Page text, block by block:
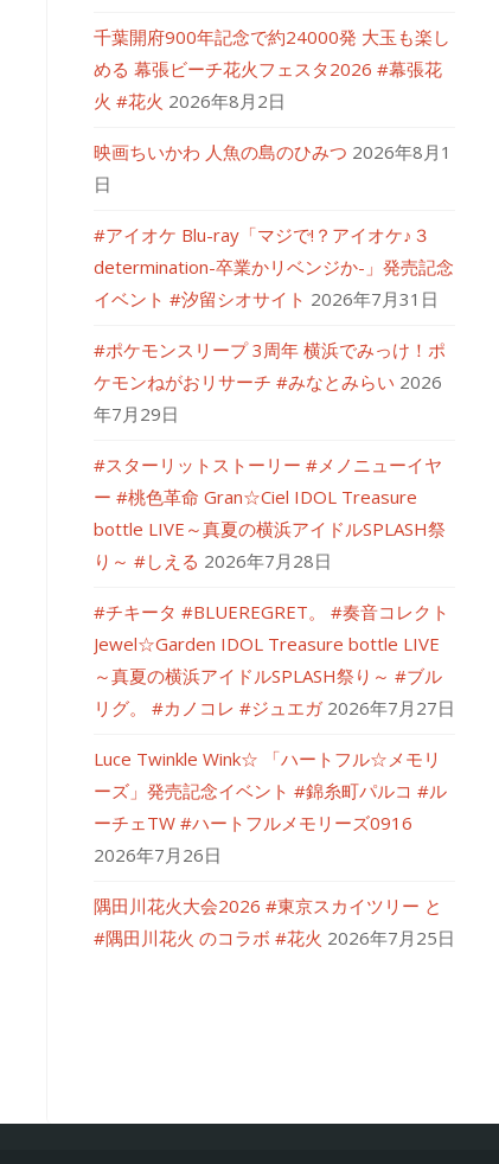
千葉開府900年記念で約24000発 大玉も楽し
める 幕張ビーチ花火フェスタ2026 #幕張花
火 #花火 2026年8月2日
映画ちいかわ 人魚の島のひみつ 2026年8月1
日
#アイオケ Blu-ray「マジで!？アイオケ♪３
determination-卒業かリベンジか-」発売記念
イベント #汐留シオサイト 2026年7月31日
#ポケモンスリープ 3周年 横浜でみっけ！ポ
ケモンねがおリサーチ #みなとみらい 2026
年7月29日
#スターリットストーリー #メノニューイヤ
ー #桃色革命 Gran☆Ciel IDOL Treasure
bottle LIVE～真夏の横浜アイドルSPLASH祭
り～ #しえる 2026年7月28日
#チキータ #BLUEREGRET。 #奏音コレクト
Jewel☆Garden IDOL Treasure bottle LIVE
～真夏の横浜アイドルSPLASH祭り～ #ブル
リグ。 #カノコレ #ジュエガ 2026年7月27日
Luce Twinkle Wink☆ 「ハートフル☆メモリ
ーズ」発売記念イベント #錦糸町パルコ #ル
ーチェTW #ハートフルメモリーズ0916
2026年7月26日
隅田川花火大会2026 #東京スカイツリー と
#隅田川花火 のコラボ #花火 2026年7月25日